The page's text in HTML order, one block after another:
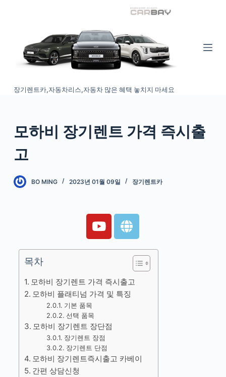
c장기렌트카,자동차리스,자동차 많은 혜택 놓치지 마세요
모하비 장기렌트 가격 즉시출
고
BO MING 2023년 01월 09일 장기렌트카
목차
모하비 장기렌트 가격 즉시출고
모하비 플래티넘 가격 및 특징
기본 품목
선택 품목
모하비 장기렌트 장단점
장기렌트 장점
장기렌트 단점
모하비 장기렌트즉시출고 카베이
간편 상담신청